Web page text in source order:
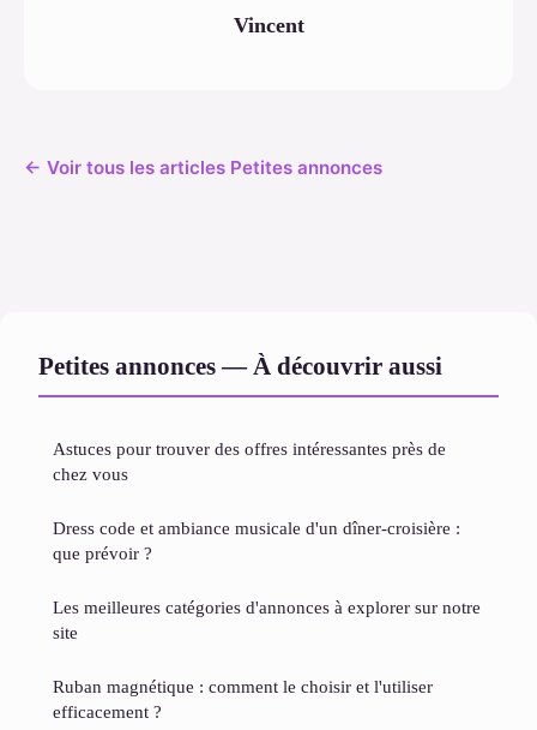
Vincent
← Voir tous les articles Petites annonces
Petites annonces — À découvrir aussi
Astuces pour trouver des offres intéressantes près de
chez vous
Dress code et ambiance musicale d'un dîner-croisière :
que prévoir ?
Les meilleures catégories d'annonces à explorer sur notre
site
Ruban magnétique : comment le choisir et l'utiliser
efficacement ?